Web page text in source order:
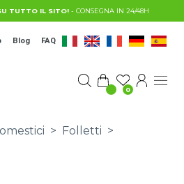
TUTTO IL SITO! - CONSEGNA IN 24/48H
Blog FAQ
0
> Folletti >